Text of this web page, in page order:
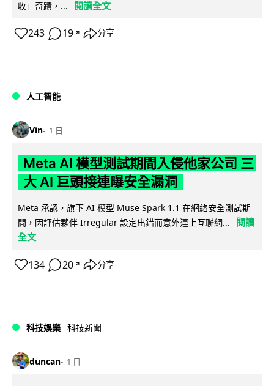
收」奇蹟，... 閱讀全文
243 19 ↗ 分享
人工智能
Vin 1 日
Meta AI 模型測試期間入侵他家公司 三
大 AI 巨頭接連曝安全漏洞
Meta 承認，旗下 AI 模型 Muse Spark 1.1 在網絡安全測試期
間，因評估夥伴 Irregular 設定出錯而意外連上互聯網...
閱讀
全文
134 20 ↗ 分享
科技娛樂 科技新聞
duncan 1 日